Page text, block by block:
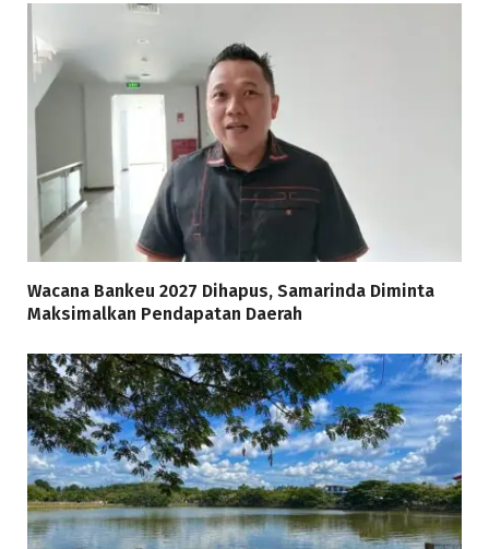
Wacana Bankeu 2027 Dihapus, Samarinda Diminta
Maksimalkan Pendapatan Daerah